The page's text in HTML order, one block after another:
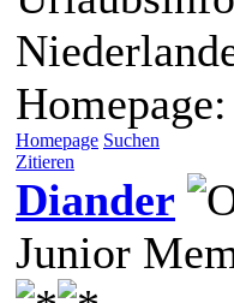
Homepage:
Homepage Suchen
Zitieren
Diander
Junior